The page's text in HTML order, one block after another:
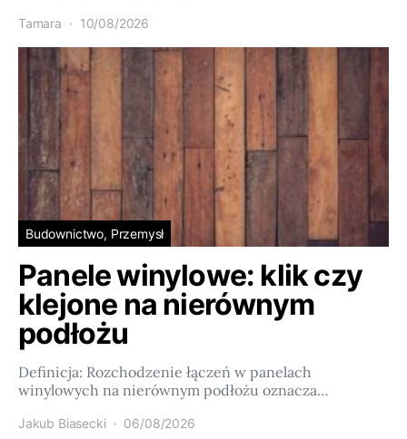
Tamara 10/08/2026
Budownictwo, Przemysł
Panele winylowe: klik czy
klejone na nierównym
podłożu
Definicja: Rozchodzenie łączeń w panelach
winylowych na nierównym podłożu oznacza…
Jakub Biasecki 06/08/2026